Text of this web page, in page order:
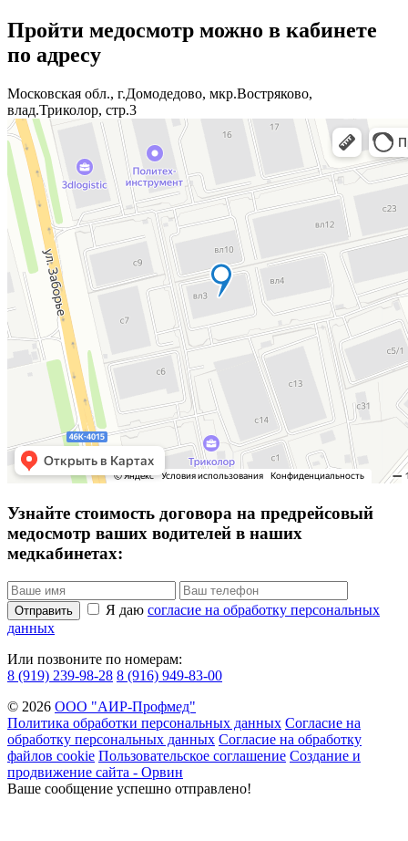
Пройти медосмотр можно в кабинете
по адресу
Московская обл., г.Домодедово, мкр.Востряково,
влад.Триколор, стр.3
Узнайте стоимость договора на предрейсовый
медосмотр ваших водителей в наших
медкабинетах:
Отправить Я даю согласие на обработку персональных
данных
Или позвоните по номерам:
8 (919) 239-98-28 8 (916) 949-83-00
© 2026 ООО "АИР-Профмед"
Политика обработки персональных данных Согласие на
обработку персональных данных Согласие на обработку
файлов cookie Пользовательское соглашение Создание и
продвижение сайта - Орвин
Ваше сообщение успешно отправлено!